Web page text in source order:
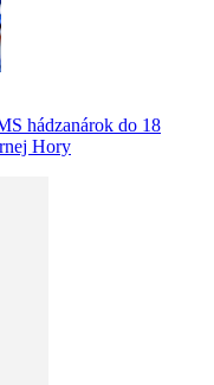
hádzanárok do 18
Hory